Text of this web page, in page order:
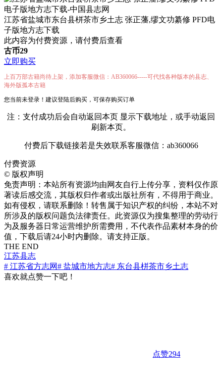
江苏省盐城市东台县栟茶市乡土志 张正藩,缪文功纂修 PFD电
子版地方志下载
此内容为付费资源，请付费后查看
古币29
立即购买
上百万部古籍尚待上架，添加客服微信：AB360066-----可代找各种版本的县志、
海外版孤本古籍
您当前未登录！建议登陆后购买，可保存购买订单
注：支付成功后会自动返回本页 显示下载地址，或手动返回
刷新本页。
付费后下载链接若是失效联系客服微信：ab360066
付费资源
© 版权声明
免责声明：本站所有资源均由网友自行上传分享，资料仅作原
著读后感交流，其版权归作者或出版社所有，不得用于商业。
如有侵权，请联系删除！转售属于知识产权的纠纷，本站不对
所涉及的版权问题负法律责任。此资源仅为搜集整理的劳动行
为及服务器日常运营维护所需费用，不代表作品素材本身的价
值，下载后请24小时内删除。请支持正版。
THE END
江苏县志
# 江苏省方志网# 盐城市地方志# 东台县栟茶市乡土志
喜欢就点赞一下吧！
点赞294